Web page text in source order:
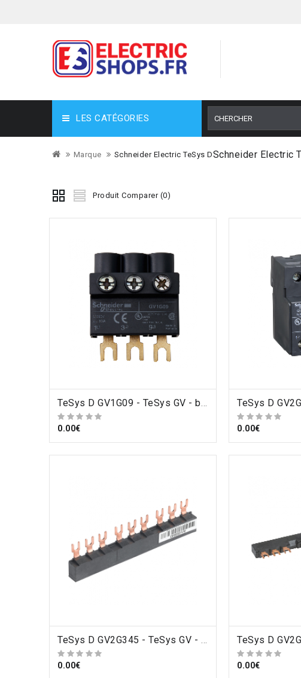
LES CATÉGORIES
Marque Schneider Electric TeSys DSchneider Electric
Produit Comparer (0)
ORDRE TeSys D GV1G09 - TeSys GV - bornier - pour alimenter jeux de barres tripolaires GV2 - par le haut , Schneider Electric
0.00€ 0.00€
ORDRE TeSys D GV2G345 - TeSys GV - jeu de barre tripolaire - 63A - 3 dérivations - pas 45 mm , Schneider Electric
0.00€ 0.00€